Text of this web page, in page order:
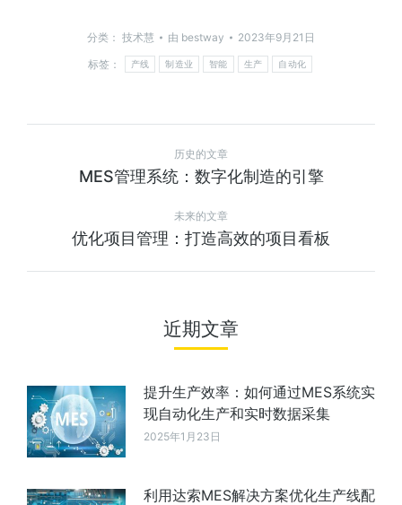
分类： 技术慧 由 bestway
2023年9月21日
标签：
产线 制造业 智能 生产 自动化
历史的文章
MES管理系统：数字化制造的引擎
未来的文章
优化项目管理：打造高效的项目看板
近期文章
提升生产效率：如何通过MES系统实
现自动化生产和实时数据采集
2025年1月23日
利用达索MES解决方案优化生产线配